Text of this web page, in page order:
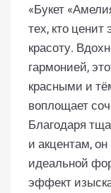
«Букет
тех, кто ценит
красоту.
гармонией,
красными и
воплощает
Благодаря
и акцентам,
идеальной
эффект